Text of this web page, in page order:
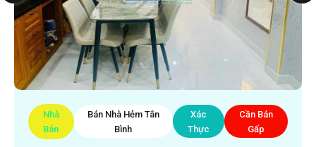
Nhà
Bán
Bán Nhà Hẻm Tân
Bình
Xác
Thực
Cần Bán
Gấp